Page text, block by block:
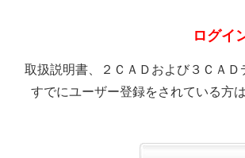
ログイ
取扱説明書、２ＣＡＤおよび３ＣＡ
すでにユーザー登録をされている方